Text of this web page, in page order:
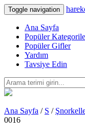
Toggle navigation
Ana Sayfa
Popüler
Popüler Gifler
Yardım
Tavsiye Edin
Ana Sayfa / S /
0016